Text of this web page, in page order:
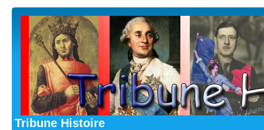
Tribune Histoire